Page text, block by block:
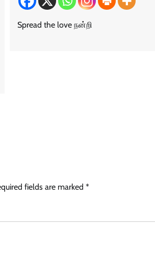
Spread the love நன்றி
fields are marked *